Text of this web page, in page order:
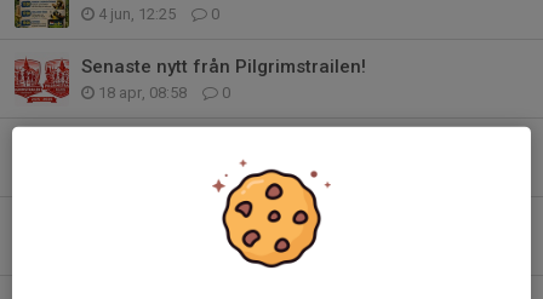
4 jun, 12:25 0
Senaste nytt från Pilgrimstrailen!
18 apr, 08:58 0
0
Medlemsavgifter 2026
2